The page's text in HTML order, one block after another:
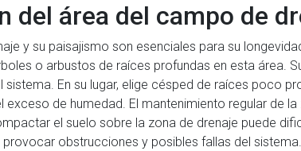
del área del campo de
y su paisajismo son esenciales para su
o arbustos de raíces profundas en esta área.
En su lugar, elige césped de raíces poco
de humedad. El mantenimiento regular de
el suelo sobre la zona de drenaje puede
obstrucciones y posibles fallas del